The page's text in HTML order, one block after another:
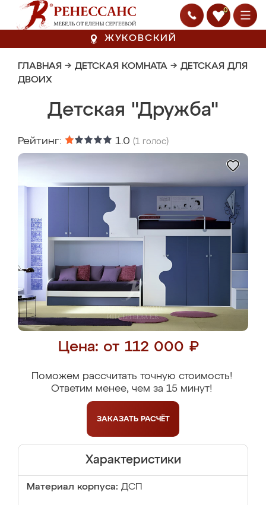
0
ЖУКОВСКИЙ
ГЛАВНАЯ → ДЕТСКАЯ КОМНАТА → ДЕТСКАЯ ДЛЯ
ДВОИХ
Детская "Дружба"
Рейтинг: 1.0 (1 голос)
Цена: от 112 000 ₽
Поможем рассчитать точную стоимость!
Ответим менее, чем за 15 минут!
ЗАКАЗАТЬ РАСЧЁТ
Характеристики
Материал корпуса: ДСП